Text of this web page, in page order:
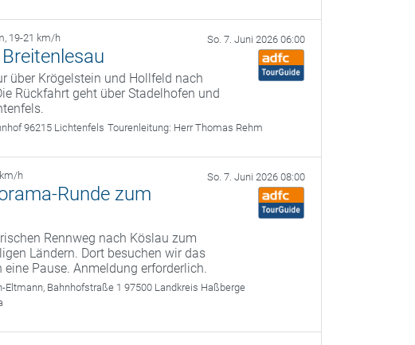
, 19-21 km/h So. 7. Juni 2026 06:00
über Krögelstein und Hollfeld nach
Rückfahrt geht über Stadelhofen und
96215 Lichtenfels Tourenleitung: Herr Thomas Rehm
h So. 7. Juni 2026 08:00
Runde zum
Rennweg nach Köslau zum
Ländern. Dort besuchen wir das
Pause. Anmeldung erforderlich.
Eltmann, Bahnhofstraße 1 97500 Landkreis Haßberge